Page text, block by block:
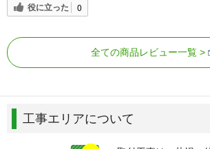
役に立った 0
全ての商品レビュー一覧
工事エリアについて